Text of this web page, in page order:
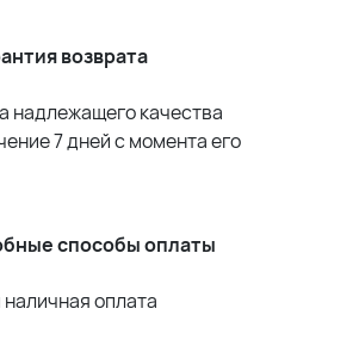
возврата
надлежащего качества
7 дней с момента его
способы оплаты
оплата